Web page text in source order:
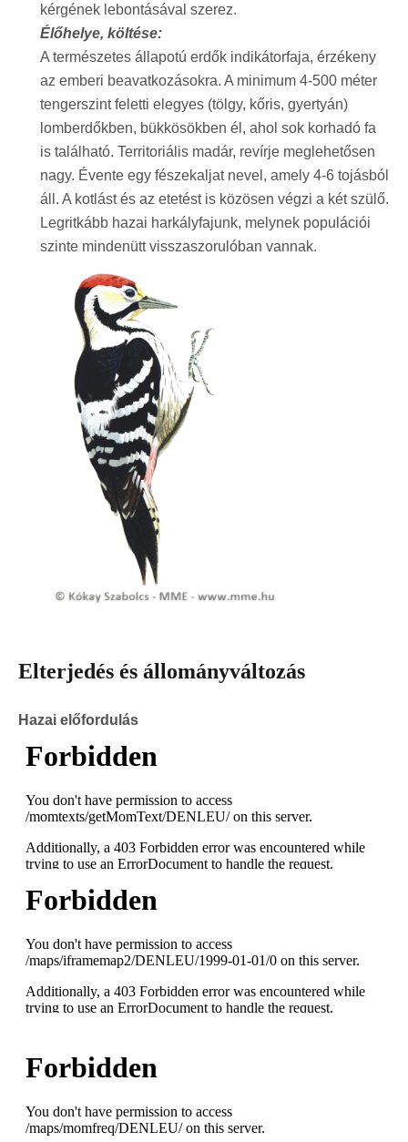
kérgének lebontásával szerez.
Élőhelye, költése:
A természetes állapotú erdők indikátorfaja, érzékeny
az emberi beavatkozásokra. A minimum 4-500 méter
tengerszint feletti elegyes (tölgy, kőris, gyertyán)
lomberdőkben, bükkösökben él, ahol sok korhadó fa
is található. Territoriális madár, revírje meglehetősen
nagy. Évente egy fészekaljat nevel, amely 4-6 tojásból
áll. A kotlást és az etetést is közösen végzi a két szülő.
Legritkább hazai harkályfajunk, melynek populációi
szinte mindenütt visszaszorulóban vannak.
Elterjedés és állományváltozás
Hazai előfordulás